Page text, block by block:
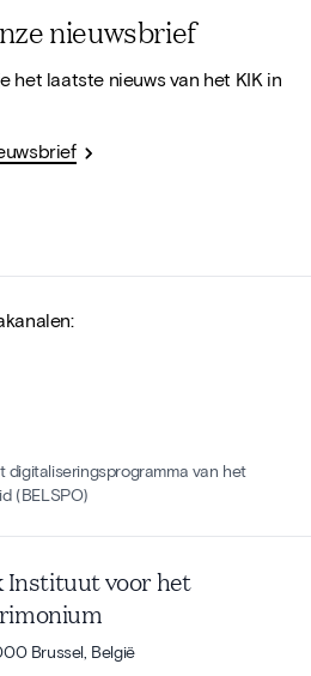
nieuwsbrief
het laatste nieuws van het KIK in
digitaliseringsprogramma van het
(BELSPO)
Instituut voor het
Brussel, België